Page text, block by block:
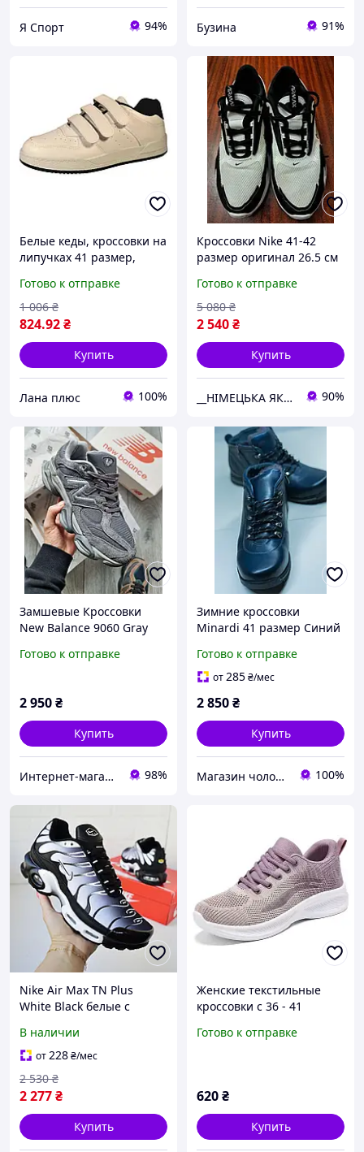
Я Спорт 94% Бузина 91%
Белые кеды, кроссовки на
липучках 41 размер,
Готово к отправке
824.92₴
1 006 ₴
Купить
Лана плюс 100%
Кроссовки Nike 41-42
размер оригинал 26.5 см
Готово к отправке
2 540₴
5 080 ₴
Купить
__НІМЕЦЬКА ЯКІСТЬ__ 90%
Замшевые Кроссовки
New Balance 9060 Gray
Баланс Пена 41,43,44,45
Готово к отправке
2 950₴
Купить
Интернет-магазин Sneakers Boom 98%
Зимние кроссовки
Minardi 41 размер Синий
Готово к отправке
от285₴/мес
2 850₴
Купить
Магазин чоловічого взуття Bims.shoes 100%
Nike Air Max TN Plus
White Black белые с
размер 41 (26 см)
В наличии
от228₴/мес
2 277₴
2 530 ₴
Купить
Женские текстильные
кроссовки с 36 - 41
Готово к отправке
620₴
Купить